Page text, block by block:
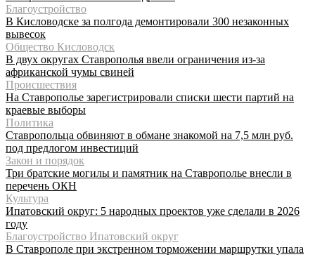
Благоустройство
В Кисловодске за полгода демонтировали 300 незаконных
вывесок
Общество Кисловодск
В двух округах Ставрополья ввели ограничения из-за
африканской чумы свиней
Происшествия
На Ставрополье зарегистрировали списки шести партий на
краевые выборы
Политика
Ставропольца обвиняют в обмане знакомой на 7,5 млн руб.
под предлогом инвестиций
Закон и порядок
Три братские могилы и памятник на Ставрополье внесли в
перечень ОКН
Культура
Ипатовский округ: 5 народных проектов уже сделали в 2026
году
Благоустройство Ипатовский округ
В Ставрополе при экстренном торможении маршрутки упала